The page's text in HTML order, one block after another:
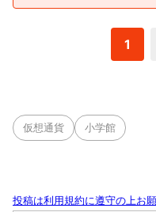
1
仮想通貨 小学館